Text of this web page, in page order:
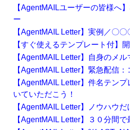
【AgentMAILユーザーの皆様へ
ー
【AgentMAIL Letter】実例／〇
【すぐ使えるテンプレート付】
【AgentMAIL Letter】自身のメ
【AgentMAIL Letter】緊急配信
【AgentMAIL Letter】件名テン
いていただこう！
【AgentMAIL Letter】ノウハウ
【AgentMAIL Letter】３０分間